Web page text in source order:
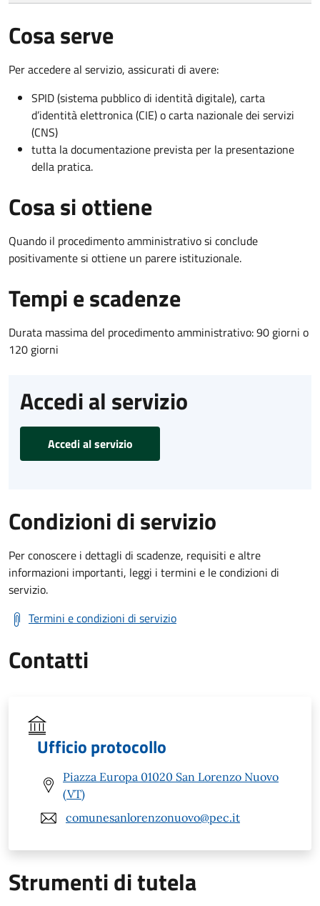
Cosa serve
Per accedere al servizio, assicurati di avere:
SPID (sistema pubblico di identità digitale), carta
d’identità elettronica (CIE) o carta nazionale dei servizi
(CNS)
tutta la documentazione prevista per la presentazione
della pratica.
Cosa si ottiene
Quando il procedimento amministrativo si conclude
positivamente si ottiene un parere istituzionale.
Tempi e scadenze
Durata massima del procedimento amministrativo: 90 giorni o
120 giorni
Accedi al servizio
Accedi al servizio
Condizioni di servizio
Per conoscere i dettagli di scadenze, requisiti e altre
informazioni importanti, leggi i termini e le condizioni di
servizio.
Termini e condizioni di servizio
Contatti
Ufficio protocollo
Piazza Europa 01020 San Lorenzo Nuovo
(VT)
comunesanlorenzonuovo@pec.it
Strumenti di tutela